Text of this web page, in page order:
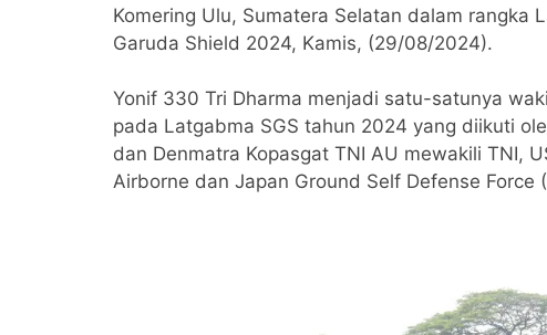
Komering Ulu, Sumatera Selatan dalam rangka
Garuda Shield 2024, Kamis, (29/08/2024).
Yonif 330 Tri Dharma menjadi satu-satunya
pada Latgabma SGS tahun 2024 yang diikuti
dan Denmatra Kopasgat TNI AU mewakili TNI,
Airborne dan Japan Ground Self Defense Force